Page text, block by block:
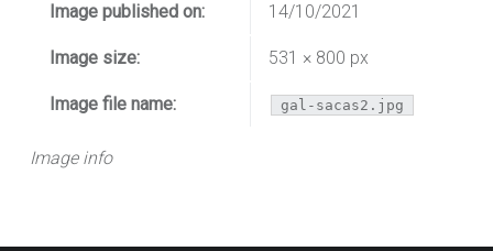
Image info
Image published on: 14/10/2021
Image size: 531 × 800 px
Image file name: gal-sacas2.jpg